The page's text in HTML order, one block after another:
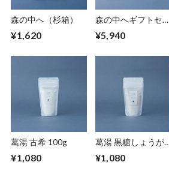
森の中へ（杉箱）
¥1,620
森の中へギフトセッ
箱入り）
¥5,940
葛湯 古希 100g
¥1,080
葛湯 黒糖しょうが
¥1,080